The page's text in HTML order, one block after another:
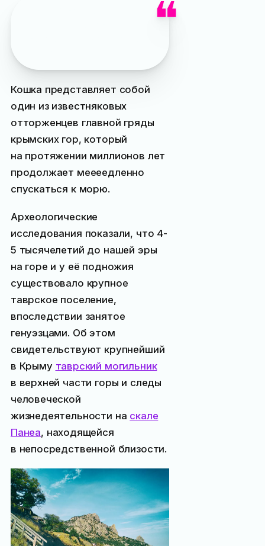
Кошка представляет собой
один из известняковых
отторженцев главной гряды
крымских гор, который
на протяжении миллионов лет
продолжает меееедленно
спускаться к морю.
Археологические
исследования показали, что 4-
5 тысячелетий до нашей эры
на горе и у её подножия
существовало крупное
таврское поселение,
впоследствии занятое
генуэзцами. Об этом
свидетельствуют крупнейший
в Крыму таврский могильник
в верхней части горы и следы
человеческой
жизнедеятельности на скале
Панеа, находящейся
в непосредственной близости.